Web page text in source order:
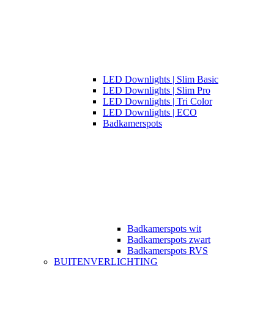
LED Downlights | Slim Basic
LED Downlights | Slim Pro
LED Downlights | Tri Color
LED Downlights | ECO
Badkamerspots
Badkamerspots wit
Badkamerspots zwart
Badkamerspots RVS
BUITENVERLICHTING